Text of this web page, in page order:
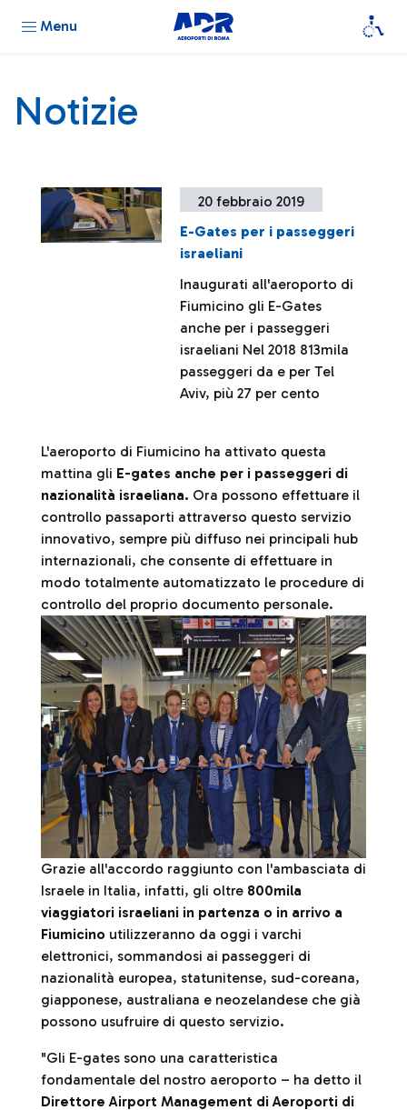
Menu
Notizie
20 febbraio 2019
E-Gates per i passeggeri
israeliani
Inaugurati all'aeroporto di
Fiumicino gli E-Gates
anche per i passeggeri
israeliani Nel 2018 813mila
passeggeri da e per Tel
Aviv, più 27 per cento
L'aeroporto di Fiumicino ha attivato questa
mattina gli E-gates anche per i passeggeri di
nazionalità israeliana. Ora possono effettuare il
controllo passaporti attraverso questo servizio
innovativo, sempre più diffuso nei principali hub
internazionali, che consente di effettuare in
modo totalmente automatizzato le procedure di
controllo del proprio documento personale.
Grazie all'accordo raggiunto con l'ambasciata di
Israele in Italia, infatti, gli oltre 800mila
viaggiatori israeliani in partenza o in arrivo a
Fiumicino utilizzeranno da oggi i varchi
elettronici, sommandosi ai passeggeri di
nazionalità europea, statunitense, sud-coreana,
giapponese, australiana e neozelandese che già
possono usufruire di questo servizio.
"Gli E-gates sono una caratteristica
fondamentale del nostro aeroporto – ha detto il
Direttore Airport Management di Aeroporti di